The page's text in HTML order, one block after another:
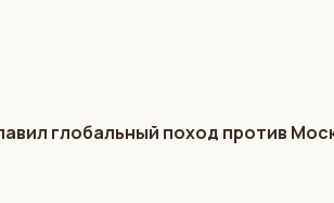
глобальный поход против